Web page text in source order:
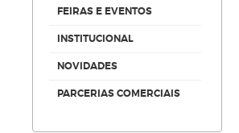
Confira
FEIRAS E EVENTOS
INSTITUCIONAL
NOVIDADES
PARCERIAS COMERCIAIS